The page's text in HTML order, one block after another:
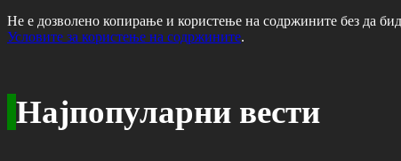
Не е дозволено копирање и користење на содржините без да
Условите за користење на содржините.
Најпопуларни вести